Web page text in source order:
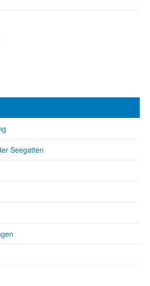
Logbuch: einer Wasser.Welt.Reise
Segeltrimm: Einfach schneller sein
Seegatten